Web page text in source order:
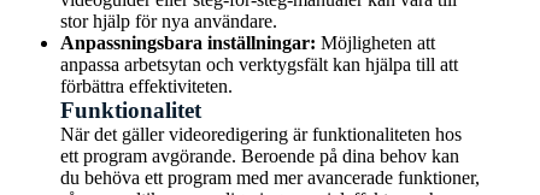
stor hjälp för nya användare.
Anpassningsbara inställningar: Möjligheten att
anpassa arbetsytan och verktygsfält kan hjälpa till att
förbättra effektiviteten.
Funktionalitet
När det gäller videoredigering är funktionaliteten hos
ett program avgörande. Beroende på dina behov kan
du behöva ett program med mer avancerade funktioner,